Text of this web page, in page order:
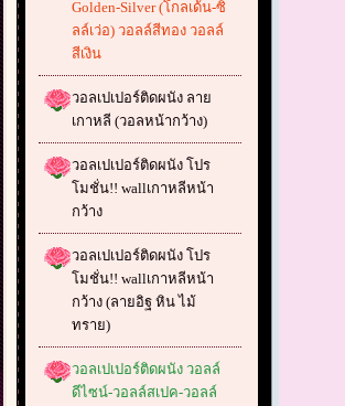
Golden-Silver (โกลเด้น-ซิ
ลล์เว่อ) วอลล์สีทอง วอลล์
สีเงิน
วอลเปเปอร์ติดผนัง ลาย
เกาหลี (วอลหน้ากว้าง)
วอลเปเปอร์ติดผนัง โปร
โมชั่น!! wallเกาหลีหน้า
กว้าง
วอลเปเปอร์ติดผนัง โปร
โมชั่น!! wallเกาหลีหน้า
กว้าง (ลายอิฐ หิน ไม้
ทราย)
วอลเปเปอร์ติดผนัง วอลล์
ดีไซน์-วอลล์สเปค-วอลล์